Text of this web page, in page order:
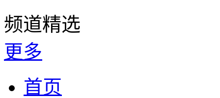
频道精选
更多
首页